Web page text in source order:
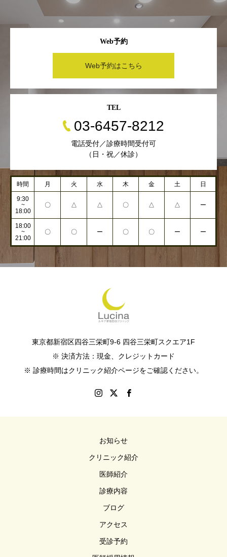
Web予約
Web予約はこちら
TEL
03-6457-8212
電話受付／診療時間受付可
（日・祝／休診）
時間 月 火 水 木 金 土 日
9:30
~
18:00
〇 △ △ 〇 △ △ ー
18:00
~
21:00
〇 〇 ー 〇 〇 ー ー
東京都新宿区四谷三栄町9-6 四谷三栄町スクエア1F
※ 決済方法：現金、クレジットカード
※ 診療時間はクリニック紹介ページをご確認ください。
お知らせ
クリニック紹介
医師紹介
診療内容
ブログ
アクセス
受診予約